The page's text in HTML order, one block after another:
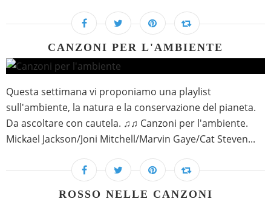
CANZONI PER L'AMBIENTE
Questa settimana vi proponiamo una playlist
sull'ambiente, la natura e la conservazione del pianeta.
Da ascoltare con cautela. ♫♫ Canzoni per l'ambiente.
Mickael Jackson/Joni Mitchell/Marvin Gaye/Cat Steven...
ROSSO NELLE CANZONI